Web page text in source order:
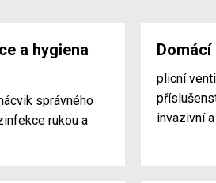
a hygiena
správného
rukou a
Domácí
plicní
invazivní